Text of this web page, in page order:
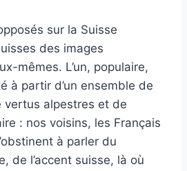
sur la Suisse
des images
mêmes. L’un, populaire,
à partir d’un ensemble de
vertus alpestres et de
: nos voisins, les Français
à parler du
de l’accent suisse, là où